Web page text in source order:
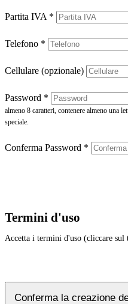
Partita IVA *
Telefono *
Cellulare (opzionale)
Password *
almeno 8 caratteri, contenere almeno una
speciale.
Conferma Password *
Termini d'uso
Accetta i termini d'uso (cliccare
Conferma la creazione